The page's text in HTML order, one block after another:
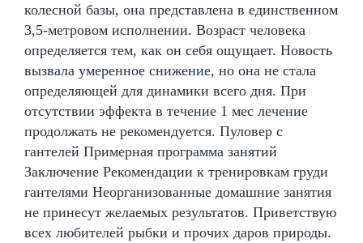
колесной базы, она представлена в единственном
3,5-метровом исполнении. Возраст человека
определяется тем, как он себя ощущает. Новость
вызвала умеренное снижение, но она не стала
определяющей для динамики всего дня. При
отсутствии эффекта в течение 1 мес лечение
продолжать не рекомендуется. Пуловер с
гантелей Примерная программа занятий
Заключение Рекомендации к тренировкам груди
гантелями Неорганизованные домашние занятия
не принесут желаемых результатов. Приветствую
всех любителей рыбки и прочих даров природы.